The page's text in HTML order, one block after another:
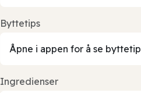
Byttetips
Åpne i appen for å se
Ingredienser